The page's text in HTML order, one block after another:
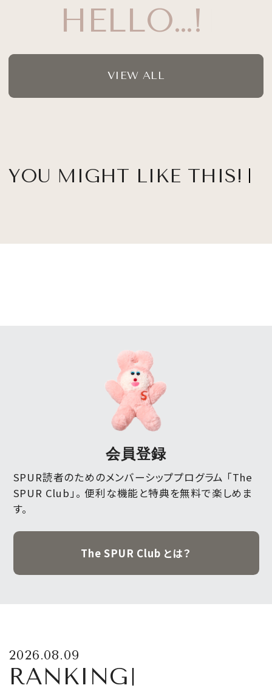
HELLO…!
VIEW ALL
YOU MIGHT LIKE THIS!
会員登録
SPUR読者のためのメンバーシッププログラム 「The
SPUR Club」。 便利な機能と特典を無料で楽しめま
す。
The SPUR Club とは？
2026.08.09
RANKING